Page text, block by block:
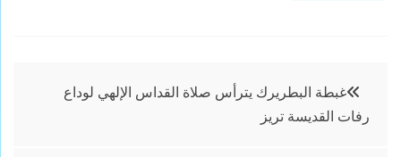
تصفّح
المقالات
غبطة البطريرك يترأس صلاة القداس الإلهي لوداع
رفات القديسة تريز